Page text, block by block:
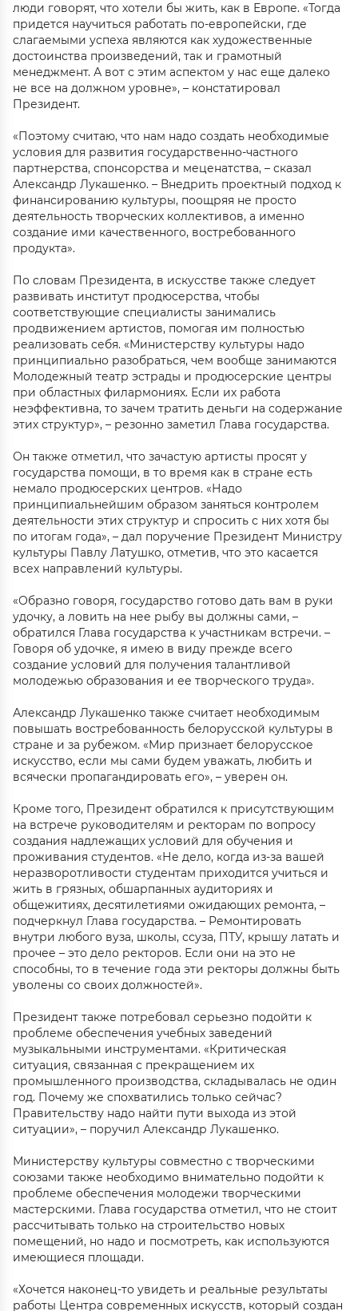
люди говорят, что хотели бы жить, как в Европе. «Тогда
придется научиться работать по-европейски, где
слагаемыми успеха являются как художественные
достоинства произведений, так и грамотный
менеджмент. А вот с этим аспектом у нас еще далеко
не все на должном уровне», – констатировал
Президент.
«Поэтому считаю, что нам надо создать необходимые
условия для развития государственно-частного
партнерства, спонсорства и меценатства, – сказал
Александр Лукашенко. – Внедрить проектный подход к
финансированию культуры, поощряя не просто
деятельность творческих коллективов, а именно
создание ими качественного, востребованного
продукта».
По словам Президента, в искусстве также следует
развивать институт продюсерства, чтобы
соответствующие специалисты занимались
продвижением артистов, помогая им полностью
реализовать себя. «Министерству культуры надо
принципиально разобраться, чем вообще занимаются
Молодежный театр эстрады и продюсерские центры
при областных филармониях. Если их работа
неэффективна, то зачем тратить деньги на содержание
этих структур», – резонно заметил Глава государства.
Он также отметил, что зачастую артисты просят у
государства помощи, в то время как в стране есть
немало продюсерских центров. «Надо
принципиальнейшим образом заняться контролем
деятельности этих структур и спросить с них хотя бы
по итогам года», – дал поручение Президент Министру
культуры Павлу Латушко, отметив, что это касается
всех направлений культуры.
«Образно говоря, государство готово дать вам в руки
удочку, а ловить на нее рыбу вы должны сами, –
обратился Глава государства к участникам встречи. –
Говоря об удочке, я имею в виду прежде всего
создание условий для получения талантливой
молодежью образования и ее творческого труда».
Александр Лукашенко также считает необходимым
повышать востребованность белорусской культуры в
стране и за рубежом. «Мир признает белорусское
искусство, если мы сами будем уважать, любить и
всячески пропагандировать его», – уверен он.
Кроме того, Президент обратился к присутствующим
на встрече руководителям и ректорам по вопросу
создания надлежащих условий для обучения и
проживания студентов. «Не дело, когда из-за вашей
неразворотливости студентам приходится учиться и
жить в грязных, обшарпанных аудиториях и
общежитиях, десятилетиями ожидающих ремонта, –
подчеркнул Глава государства. – Ремонтировать
внутри любого вуза, школы, ссуза, ПТУ, крышу латать и
прочее – это дело ректоров. Если они на это не
способны, то в течение года эти ректоры должны быть
уволены со своих должностей».
Президент также потребовал серьезно подойти к
проблеме обеспечения учебных заведений
музыкальными инструментами. «Критическая
ситуация, связанная с прекращением их
промышленного производства, складывалась не один
год. Почему же спохватились только сейчас?
Правительству надо найти пути выхода из этой
ситуации», – поручил Александр Лукашенко.
Министерству культуры совместно с творческими
союзами также необходимо внимательно подойти к
проблеме обеспечения молодежи творческими
мастерскими. Глава государства отметил, что не стоит
рассчитывать только на строительство новых
помещений, но надо и посмотреть, как используются
имеющиеся площади.
«Хочется наконец-то увидеть и реальные результаты
работы Центра современных искусств, который создан